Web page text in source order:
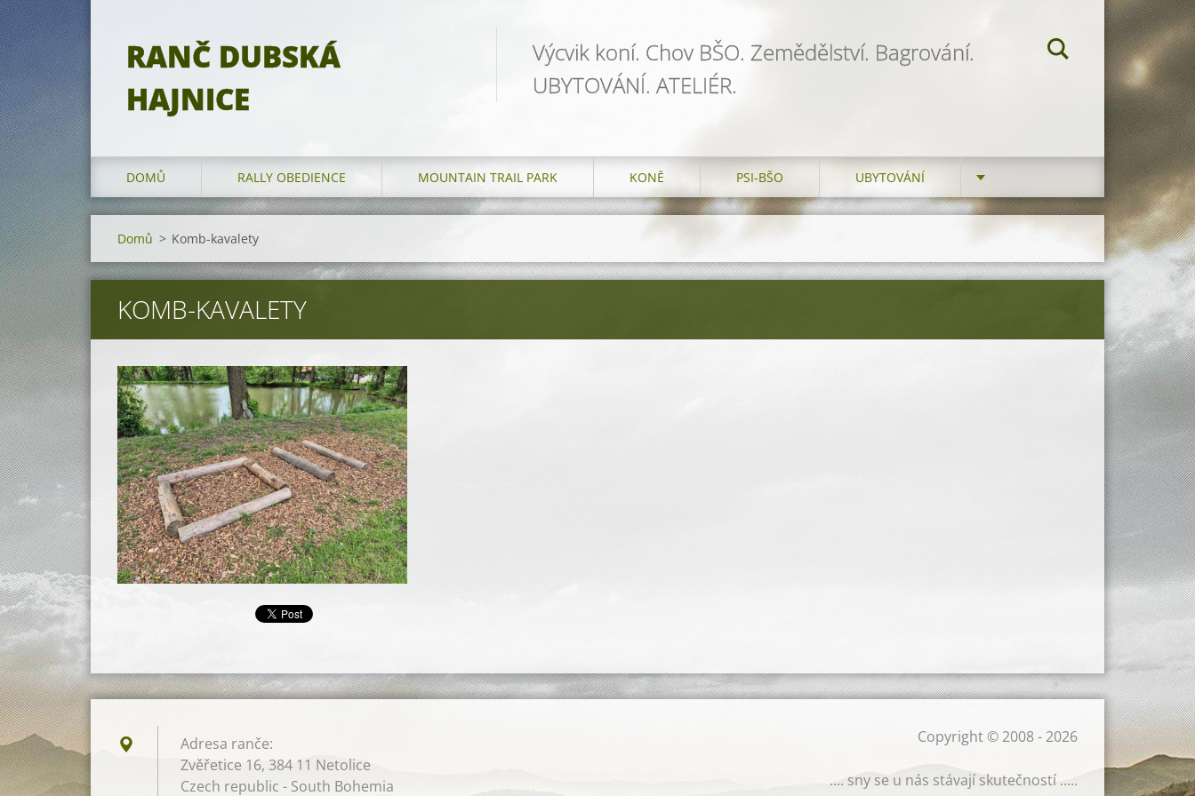
RANČ DUBSKÁ
HAJNICE
Výcvik koní. Chov BŠO. Zemědělství. Bagrování.
UBYTOVÁNÍ. ATELIÉR.
DOMŮ RALLY OBEDIENCE MOUNTAIN TRAIL PARK KONĚ PSI-BŠO UBYTOVÁNÍ
Domů > Komb-kavalety
KOMB-KAVALETY
Adresa ranče:
Zvěřetice 16, 384 11 Netolice
Czech republic - South Bohemia
Copyright © 2008 - 2026
.... sny se u nás stávají skutečností .....